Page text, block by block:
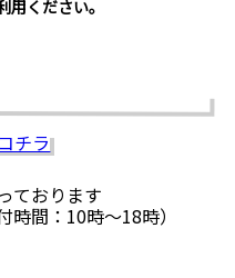
ください。
ております
時間：10時〜18時）